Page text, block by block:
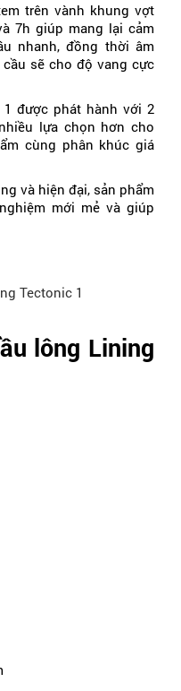
trên vành khung vợt
7h giúp mang lại cảm
nhanh, đồng thời âm
sẽ cho độ vang cực
được phát hành với 2
lựa chọn hơn cho
cùng phân khúc giá
và hiện đại, sản phẩm
mới mẻ và giúp
lông Lining